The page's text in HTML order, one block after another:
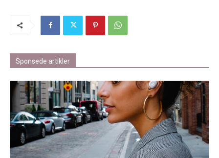
Sponsede artikler